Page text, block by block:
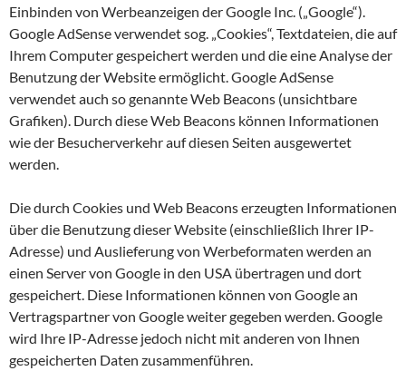
Einbinden von Werbeanzeigen der Google Inc. („Google“).
Google AdSense verwendet sog. „Cookies“, Textdateien, die auf
Ihrem Computer gespeichert werden und die eine Analyse der
Benutzung der Website ermöglicht. Google AdSense
verwendet auch so genannte Web Beacons (unsichtbare
Grafiken). Durch diese Web Beacons können Informationen
wie der Besucherverkehr auf diesen Seiten ausgewertet
werden.
Die durch Cookies und Web Beacons erzeugten Informationen
über die Benutzung dieser Website (einschließlich Ihrer IP-
Adresse) und Auslieferung von Werbeformaten werden an
einen Server von Google in den USA übertragen und dort
gespeichert. Diese Informationen können von Google an
Vertragspartner von Google weiter gegeben werden. Google
wird Ihre IP-Adresse jedoch nicht mit anderen von Ihnen
gespeicherten Daten zusammenführen.